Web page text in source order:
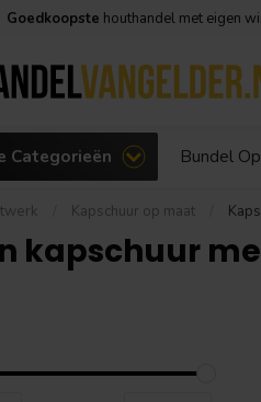
Goedkoopste houthandel met eigen
Categorieën Bundel
Kapschuur op maat
kapschuur